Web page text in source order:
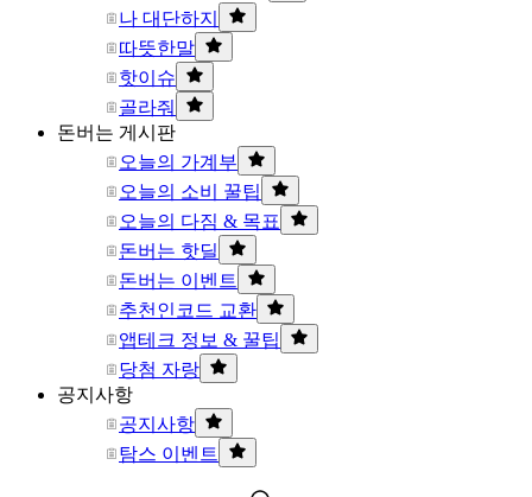
나 대단하지
따뜻한말
핫이슈
골라줘
돈버는 게시판
오늘의 가계부
오늘의 소비 꿀팁
오늘의 다짐 & 목표
돈버는 핫딜
돈버는 이벤트
추천인코드 교환
앱테크 정보 & 꿀팁
당첨 자랑
공지사항
공지사항
탐스 이벤트